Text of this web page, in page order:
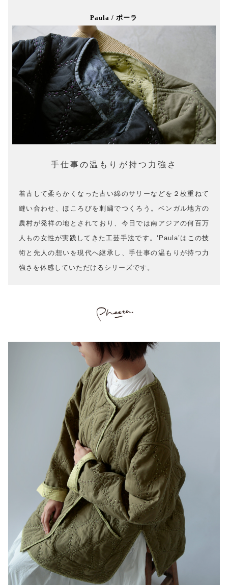
Paula / ポーラ
手仕事の温もりが持つ力強さ
着古して柔らかくなった古い綿のサリーなどを２枚重ねて
縫い合わせ、ほころびを刺繍でつくろう。ベンガル地方の
農村が発祥の地とされており、今日では南アジアの何百万
人もの女性が実践してきた工芸手法です。‘Paula’はこの技
術と先人の想いを現代へ継承し、手仕事の温もりが持つ力
強さを体感していただけるシリーズです。